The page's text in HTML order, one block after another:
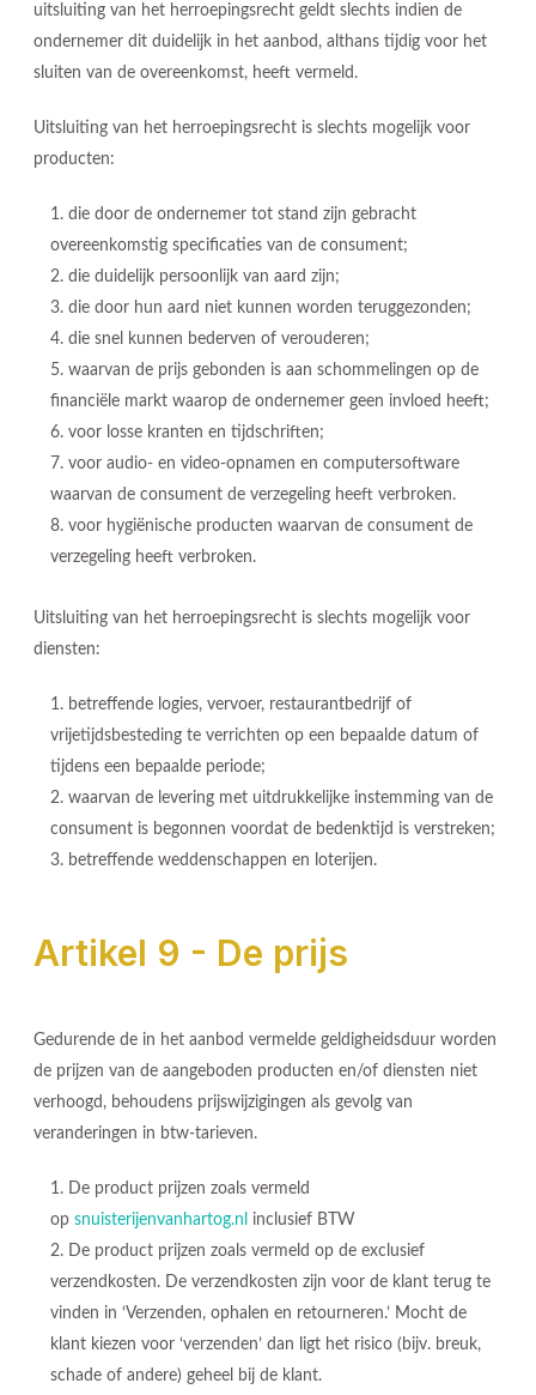
uitsluiting van het herroepingsrecht geldt slechts indien de
ondernemer dit duidelijk in het aanbod, althans tijdig voor het
sluiten van de overeenkomst, heeft vermeld.
Uitsluiting van het herroepingsrecht is slechts mogelijk voor
producten:
die door de ondernemer tot stand zijn gebracht
overeenkomstig specificaties van de consument;
die duidelijk persoonlijk van aard zijn;
die door hun aard niet kunnen worden teruggezonden;
die snel kunnen bederven of verouderen;
waarvan de prijs gebonden is aan schommelingen op de
financiële markt waarop de ondernemer geen invloed heeft;
voor losse kranten en tijdschriften;
voor audio- en video-opnamen en computersoftware
waarvan de consument de verzegeling heeft verbroken.
voor hygiënische producten waarvan de consument de
verzegeling heeft verbroken.
Uitsluiting van het herroepingsrecht is slechts mogelijk voor
diensten:
betreffende logies, vervoer, restaurantbedrijf of
vrijetijdsbesteding te verrichten op een bepaalde datum of
tijdens een bepaalde periode;
waarvan de levering met uitdrukkelijke instemming van de
consument is begonnen voordat de bedenktijd is verstreken;
betreffende weddenschappen en loterijen.
Artikel 9 - De prijs
Gedurende de in het aanbod vermelde geldigheidsduur worden
de prijzen van de aangeboden producten en/of diensten niet
verhoogd, behoudens prijswijzigingen als gevolg van
veranderingen in btw-tarieven.
De product prijzen zoals vermeld
op snuisterijenvanhartog.nl
inclusief BTW
De product prijzen zoals vermeld op de exclusief
verzendkosten. De verzendkosten zijn voor de klant terug te
vinden in ‘Verzenden, ophalen en retourneren.’ Mocht de
klant kiezen voor ‘verzenden’ dan ligt het risico (bijv. breuk,
schade of andere) geheel bij de klant.